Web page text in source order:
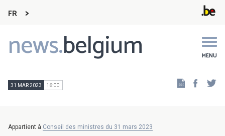
FR
news.belgium MENU
Main
navigation
31 MAR 2023 16:00
Appartient à Conseil des ministres du 31 mars 2023